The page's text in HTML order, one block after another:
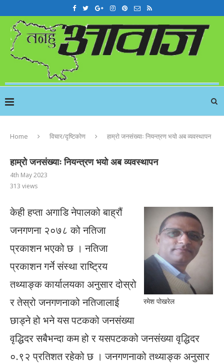
Home विचार/दृष्टिकोण हाम्रो जनसंख्याः नियन्त्रण भयो अब व्यवस्थापन
हाम्रो जनसंख्याः नियन्त्रण भयो अब व्यवस्थापन
4th May 2023
313 views
रमेश पोखरेल
केही हप्ता अगाडि नेपालको बाह्रौं
जनगणना २०७८ को नतिजा
प्रकाशन भएको छ । नतिजा
प्रकाशन गर्ने संस्था राष्ट्रिय
तथ्याङ्क कार्यालयका अनुसार दोस्रो
र तेस्रो जनगणनाको नतिजालाई
छाड्ने हो भने यस पटकको जनसंख्या
वृद्धिदर सबैभन्दा कम हो र यसपटकको जनसंख्या वृद्धिदर
०.९२ प्रतिशत रहेको छ । जनगणनाको तथ्याङ्क अनुसार